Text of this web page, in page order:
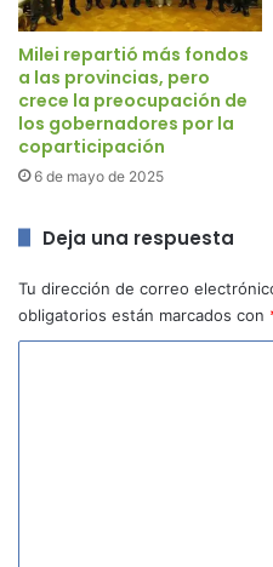
Milei repartió más fondos
a las provincias, pero
crece la preocupación de
los gobernadores por la
coparticipación
6 de mayo de 2025
Deja una respuesta
Tu dirección de correo
obligatorios están marcados con